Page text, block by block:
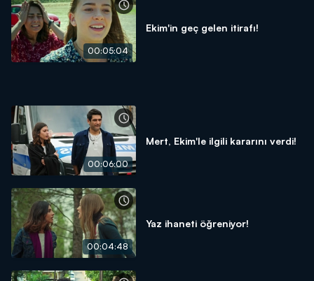
00:05:04
Ekim'in geç gelen itirafı!
00:06:00
Mert, Ekim'le ilgili kararını verdi!
00:04:48
Yaz ihaneti öğreniyor!